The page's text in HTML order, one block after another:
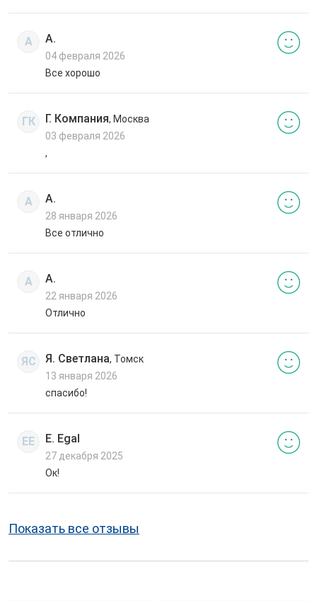
А А.
04 февраля 2026
Все хорошо
ГК Г. Компания, Москва
03 февраля 2026
,
А А.
28 января 2026
Все отлично
А А.
22 января 2026
Отлично
ЯС Я. Светлана, Томск
13 января 2026
спасибо!
EE E. Egal
27 декабря 2025
Ок!
Показать все отзывы